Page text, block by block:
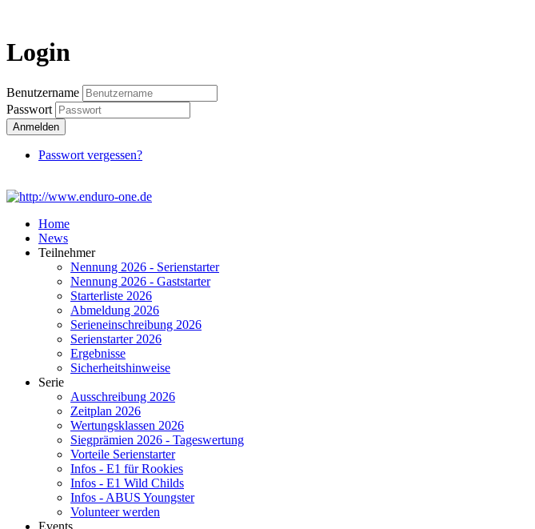
Login
Benutzername
Passwort
Anmelden
Passwort vergessen?
Home
News
Teilnehmer
Nennung 2026 - Serienstarter
Nennung 2026 - Gaststarter
Starterliste 2026
Abmeldung 2026
Serieneinschreibung 2026
Serienstarter 2026
Ergebnisse
Sicherheitshinweise
Serie
Ausschreibung 2026
Zeitplan 2026
Wertungsklassen 2026
Siegprämien 2026 - Tageswertung
Vorteile Serienstarter
Infos - E1 für Rookies
Infos - E1 Wild Childs
Infos - ABUS Youngster
Volunteer werden
Events